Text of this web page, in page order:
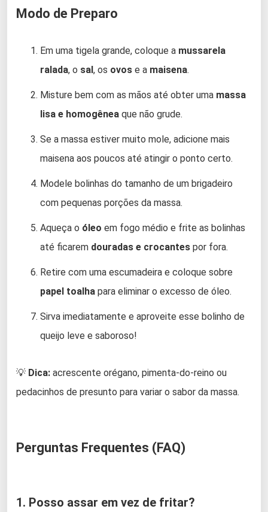
Modo de Preparo
Em uma tigela grande, coloque a mussarela
ralada, o sal, os ovos e a maisena.
Misture bem com as mãos até obter uma massa
lisa e homogênea que não grude.
Se a massa estiver muito mole, adicione mais
maisena aos poucos até atingir o ponto certo.
Modele bolinhas do tamanho de um brigadeiro
com pequenas porções da massa.
Aqueça o óleo em fogo médio e frite as bolinhas
até ficarem douradas e crocantes por fora.
Retire com uma escumadeira e coloque sobre
papel toalha para eliminar o excesso de óleo.
Sirva imediatamente e aproveite esse bolinho de
queijo leve e saboroso!
💡 Dica: acrescente orégano, pimenta-do-reino ou
pedacinhos de presunto para variar o sabor da massa.
Perguntas Frequentes (FAQ)
1. Posso assar em vez de fritar?